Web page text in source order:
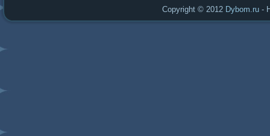
Copyright © 2012 Dybom.ru -